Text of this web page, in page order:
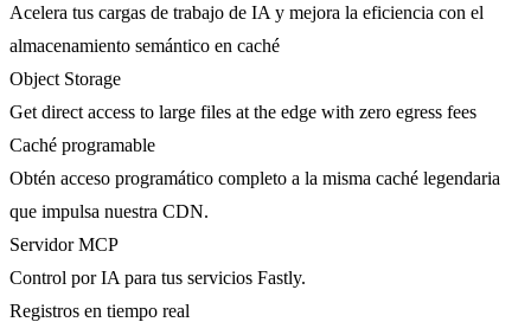
Acelera tus cargas de trabajo de IA y mejora la eficiencia con el
almacenamiento semántico en caché
Object Storage
Get direct access to large files at the edge with zero egress fees
Caché programable
Obtén acceso programático completo a la misma caché legendaria
que impulsa nuestra CDN.
Servidor MCP
Control por IA para tus servicios Fastly.
Registros en tiempo real